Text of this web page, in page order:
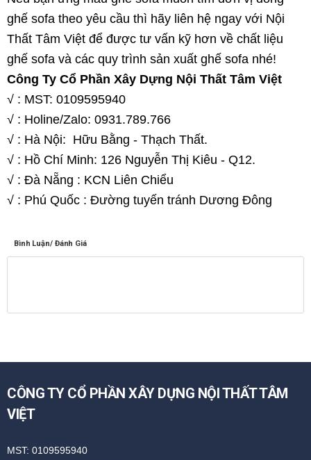
ghế sofa theo yêu cầu thì hãy liên hệ ngay với Nội
Thất Tâm Việt để được tư vấn kỹ hơn về chất liệu
ghế sofa và các quy trình sản xuất ghế sofa nhé!
Công Ty Cổ Phần Xây Dựng Nội Thất Tâm Việt
√ : MST: 0109595940
√ : Holine/Zalo: 0931.789.766
√ : Hà Nội: Hữu Bằng - Thạch Thất.
√ : Hồ Chí Minh: 126 Nguyễn Thị Kiêu - Q12.
√ : Đà Nẵng : KCN Liên Chiểu
√ : Phú Quốc : Đường tuyến tránh Dương Đông
Bình Luận/ Đánh Giá
CÔNG TY CỔ PHẦN XÂY DỰNG NỘI THẤT TÂM
VIỆT
MST: 0109595940